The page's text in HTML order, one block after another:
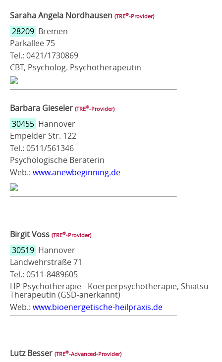
Saraha Angela Nordhausen (TRE®‑Provider)
28209 Bremen
Parkallee 75
Tel.: 0421/1730869
CBT, Psycholog. Psychotherapeutin
Barbara Gieseler (TRE®‑Provider)
30455 Hannover
Empelder Str. 122
Tel.: 0511/561346
Psychologische Beraterin
Web.: www.anewbeginning.de
Birgit Voss (TRE®‑Provider)
30519 Hannover
Landwehrstraße 71
Tel.: 0511-8489605
HP Psychotherapie - Koerperpsychotherapie, Shiatsu-
Therapeutin (GSD-anerkannt)
Web.: www.bioenergetische-heilpraxis.de
Lutz Besser (TRE®‑Advanced-Provider)